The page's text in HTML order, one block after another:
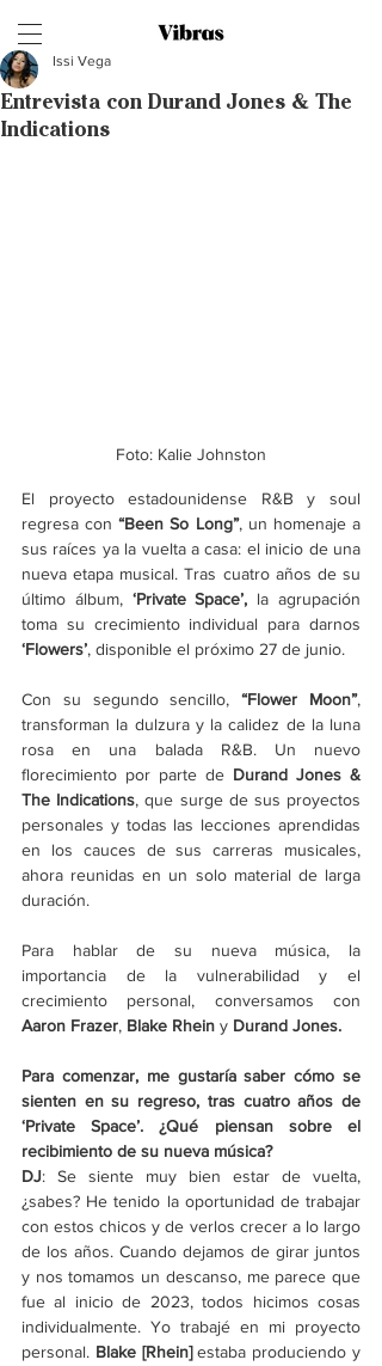
Entrevista con Durand Jones & The
Indications
Issi Vega
Foto: Kalie Johnston
El proyecto estadounidense R&B y soul
regresa con “Been So Long”, un homenaje a
sus raíces ya la vuelta a casa: el inicio de una
nueva etapa musical. Tras cuatro años de su
último álbum, ‘Private Space’, la agrupación
‘Flowers’, disponible el próximo 27 de junio.
Con su segundo sencillo, “Flower Moon”,
transforman la dulzura y la calidez de la luna
rosa en una balada R&B. Un nuevo
florecimiento por parte de Durand Jones &
The Indications, que surge de sus proyectos
personales y todas las lecciones aprendidas
en los cauces de sus carreras musicales,
ahora reunidas en un solo material de larga
duración.
Para hablar de su nueva música, la
importancia de la vulnerabilidad y el
Aaron Frazer, Blake Rhein y Durand Jones.
Para comenzar, me gustaría saber cómo se
sienten en su regreso, tras cuatro años de
‘Private Space’. ¿Qué piensan sobre el
recibimiento de su nueva música?
DJ: Se siente muy bien estar de vuelta,
¿sabes? He tenido la oportunidad de trabajar
con estos chicos y de verlos crecer a lo largo
de los años. Cuando dejamos de girar juntos
y nos tomamos un descanso, me parece que
fue al inicio de 2023, todos hicimos cosas
individualmente. Yo trabajé en mi proyecto
personal. Blake [Rhein] estaba produciendo y